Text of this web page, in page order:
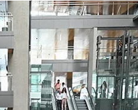
03/06/2026